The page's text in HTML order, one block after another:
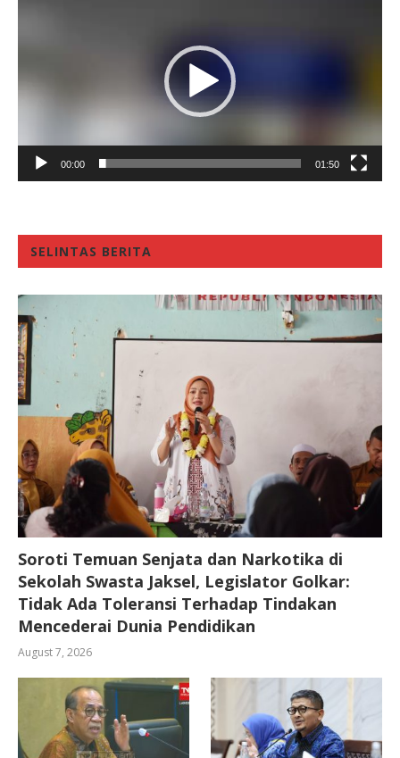
00:00 01:50
SELINTAS BERITA
Soroti Temuan Senjata dan Narkotika di
Sekolah Swasta Jaksel, Legislator Golkar:
Tidak Ada Toleransi Terhadap Tindakan
Mencederai Dunia Pendidikan
August 7, 2026